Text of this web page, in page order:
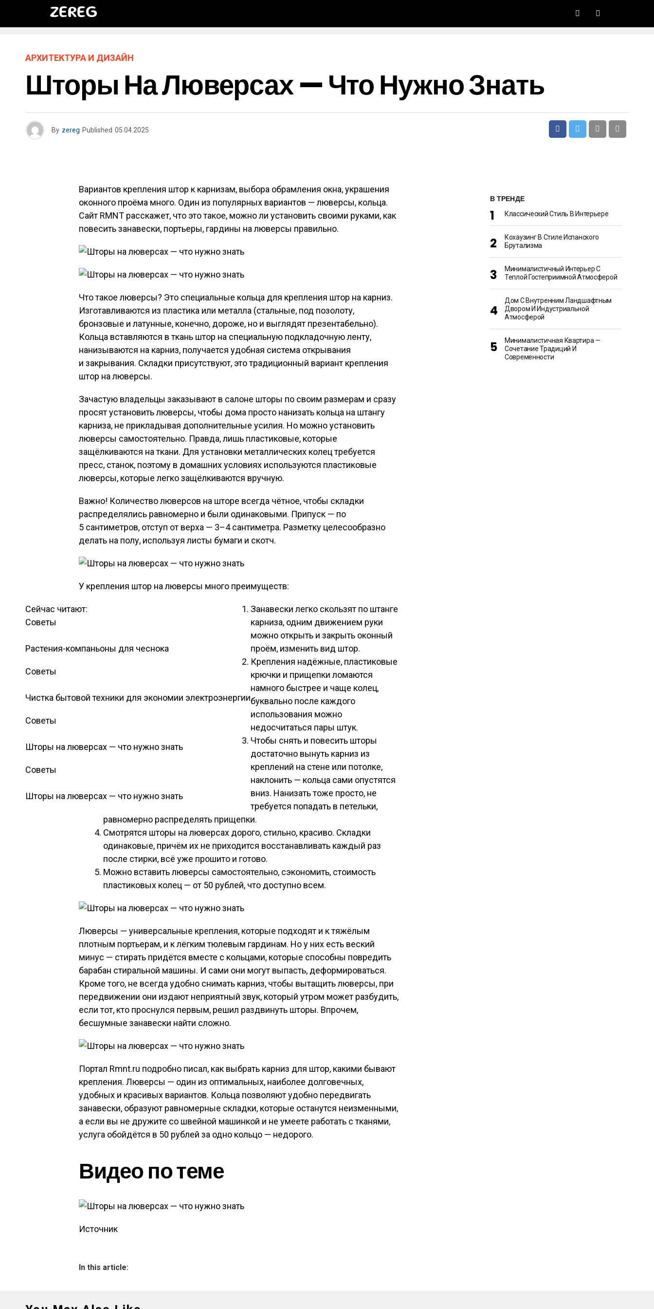
ZEREG
АРХИТЕКТУРА И ДИЗАЙН
Шторы На Люверсах — Что Нужно Знать
By zereg Published 05.04.2025
Вариантов крепления штор к карнизам, выбора обрамления окна, украшения
оконного проёма много. Один из популярных вариантов — люверсы, кольца.
Сайт RMNT расскажет, что это такое, можно ли установить своими руками, как
повесить занавески, портьеры, гардины на люверсы правильно.
Что такое люверсы? Это специальные кольца для крепления штор на карниз.
Изготавливаются из пластика или металла (стальные, под позолоту,
бронзовые и латунные, конечно, дороже, но и выглядят презентабельно).
Кольца вставляются в ткань штор на специальную подкладочную ленту,
нанизываются на карниз, получается удобная система открывания
и закрывания. Складки присутствуют, это традиционный вариант крепления
штор на люверсы.
Зачастую владельцы заказывают в салоне шторы по своим размерам и сразу
просят установить люверсы, чтобы дома просто нанизать кольца на штангу
карниза, не прикладывая дополнительные усилия. Но можно установить
люверсы самостоятельно. Правда, лишь пластиковые, которые
защёлкиваются на ткани. Для установки металлических колец требуется
пресс, станок, поэтому в домашних условиях используются пластиковые
люверсы, которые легко защёлкиваются вручную.
Важно! Количество люверсов на шторе всегда чётное, чтобы складки
распределялись равномерно и были одинаковыми. Припуск — по
5 сантиметров, отступ от верха — 3–4 сантиметра. Разметку целесообразно
делать на полу, используя листы бумаги и скотч.
У крепления штор на люверсы много преимуществ:
Сейчас читают:
Советы
Растения-компаньоны для чеснока
Советы
Чистка бытовой техники для экономии электроэнергии
Советы
Шторы на люверсах — что нужно знать
Советы
Шторы на люверсах — что нужно знать
Занавески легко скользят по штанге
карниза, одним движением руки
можно открыть и закрыть оконный
проём, изменить вид штор.
Крепления надёжные, пластиковые
крючки и прищепки ломаются
намного быстрее и чаще колец,
буквально после каждого
использования можно
недосчитаться пары штук.
Чтобы снять и повесить шторы
достаточно вынуть карниз из
креплений на стене или потолке,
наклонить — кольца сами опустятся
вниз. Нанизать тоже просто, не
требуется попадать в петельки,
равномерно распределять прищепки.
Смотрятся шторы на люверсах дорого, стильно, красиво. Складки
одинаковые, причём их не приходится восстанавливать каждый раз
после стирки, всё уже прошито и готово.
Можно вставить люверсы самостоятельно, сэкономить, стоимость
пластиковых колец — от 50 рублей, что доступно всем.
Люверсы — универсальные крепления, которые подходят и к тяжёлым
плотным портьерам, и к лёгким тюлевым гардинам. Но у них есть веский
минус — стирать придётся вместе с кольцами, которые способны повредить
барабан стиральной машины. И сами они могут выпасть, деформироваться.
Кроме того, не всегда удобно снимать карниз, чтобы вытащить люверсы, при
передвижении они издают неприятный звук, который утром может разбудить,
если тот, кто проснулся первым, решил раздвинуть шторы. Впрочем,
бесшумные занавески найти сложно.
Портал Rmnt.ru подробно писал, как выбрать карниз для штор, какими бывают
крепления. Люверсы — один из оптимальных, наиболее долговечных,
удобных и красивых вариантов. Кольца позволяют удобно передвигать
занавески, образуют равномерные складки, которые останутся неизменными,
а если вы не дружите со швейной машинкой и не умеете работать с тканями,
услуга обойдётся в 50 рублей за одно кольцо — недорого.
Видео по теме
Источник
In this article:
В ТРЕНДЕ
Классический Стиль В Интерьере
Кохаузинг В Стиле Испанского
Брутализма
Минималистичный Интерьер С
Теплой Гостеприимной Атмосферой
Дом С Внутренним Ландшафтным
Двором И Индустриальной
Атмосферой
Минималистичная Квартира —
Сочетание Традиций И
Современности